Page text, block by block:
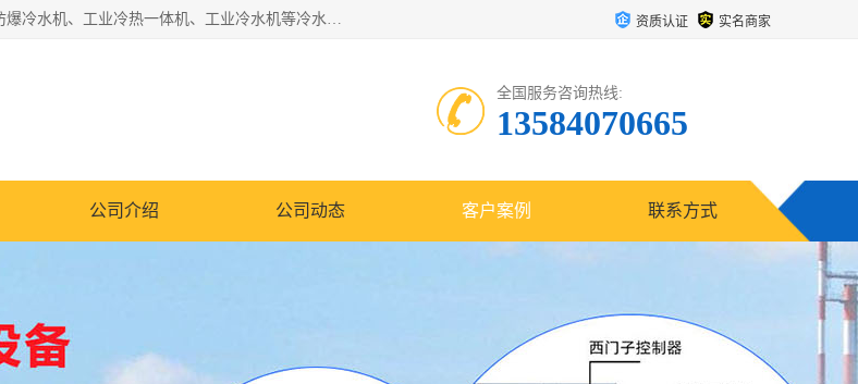
南京康嘉温控设备有限公司是一家工业冷水机厂家，主营产品：低温冷水机、防爆冷水机、工业冷热一体机、工业冷水机等冷水机，公司依托南京工业大学的技术，汇集众多业内技术，不断管理模式，使得我们的产品始终处于国内成员之一水平，在业界享有很高赞誉，是欧洲、北美、中东、东南亚等多个国家和地区。 资质认证 实名商家
全国服务咨询热线:
13584070665
公司介绍 公司动态 客户案例 联系方式